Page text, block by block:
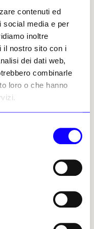
contenuti ed
social media e per
inoltre
il nostro sito con i
dei dati web,
combinarle
loro o che hanno
le
anno
lavori di figure
e Fernando
della
Ho, unica
Thirteen
moderna
tra la fine
un
di studi e autori
Felice Beato
,
D. A. Ahuja,